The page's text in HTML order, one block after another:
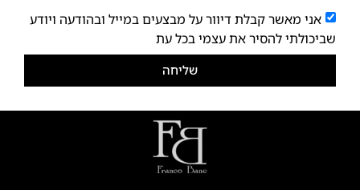
אני מאשר קבלת דיוור על מבצעים במייל ובהודעה ויודע
שביכולתי להסיר את עצמי בכל עת
שליחה